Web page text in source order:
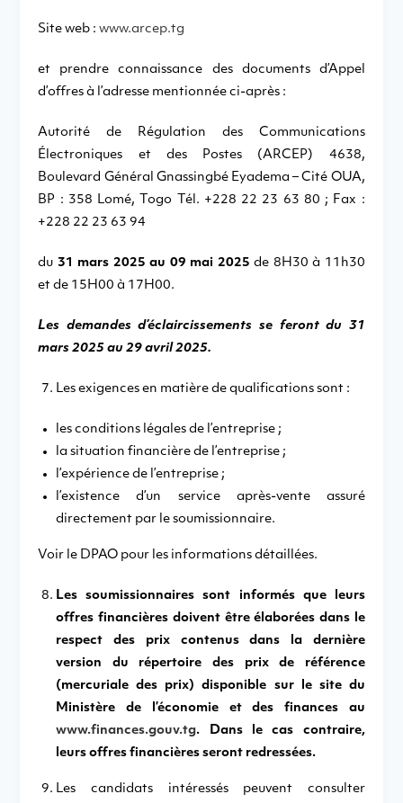
Site web :www.arcep.tg
et prendre connaissance des documents d’Appel
d’offres à l’adresse mentionnée ci-après :
Autorité de Régulation des Communications
Électroniques et des Postes (ARCEP) 4638,
Boulevard Général Gnassingbé Eyadema – Cité OUA,
BP : 358 Lomé, Togo Tél. +228 22 23 63 80 ; Fax :
+228 22 23 63 94
du 31 mars 2025 au 09 mai 2025 de 8H30 à 11h30
et de 15H00 à 17H00.
Les demandes d’éclaircissements se feront du 31
mars 2025 au 29 avril 2025.
Les exigences en matière de qualifications sont :
les conditions légales de l’entreprise ;
la situation financière de l’entreprise ;
l’expérience de l’entreprise ;
l’existence d’un service après-vente assuré
directement par le soumissionnaire.
Voir le DPAO pour les informations détaillées.
Les soumissionnaires sont informés que leurs
offres financières doivent être élaborées dans le
respect des prix contenus dans la dernière
version du répertoire des prix de référence
(mercuriale des prix) disponible sur le site du
Ministère de l’économie et des finances au
www.finances.gouv.tg. Dans le cas contraire,
leurs offres financières seront redressées.
Les candidats intéressés peuvent consulter